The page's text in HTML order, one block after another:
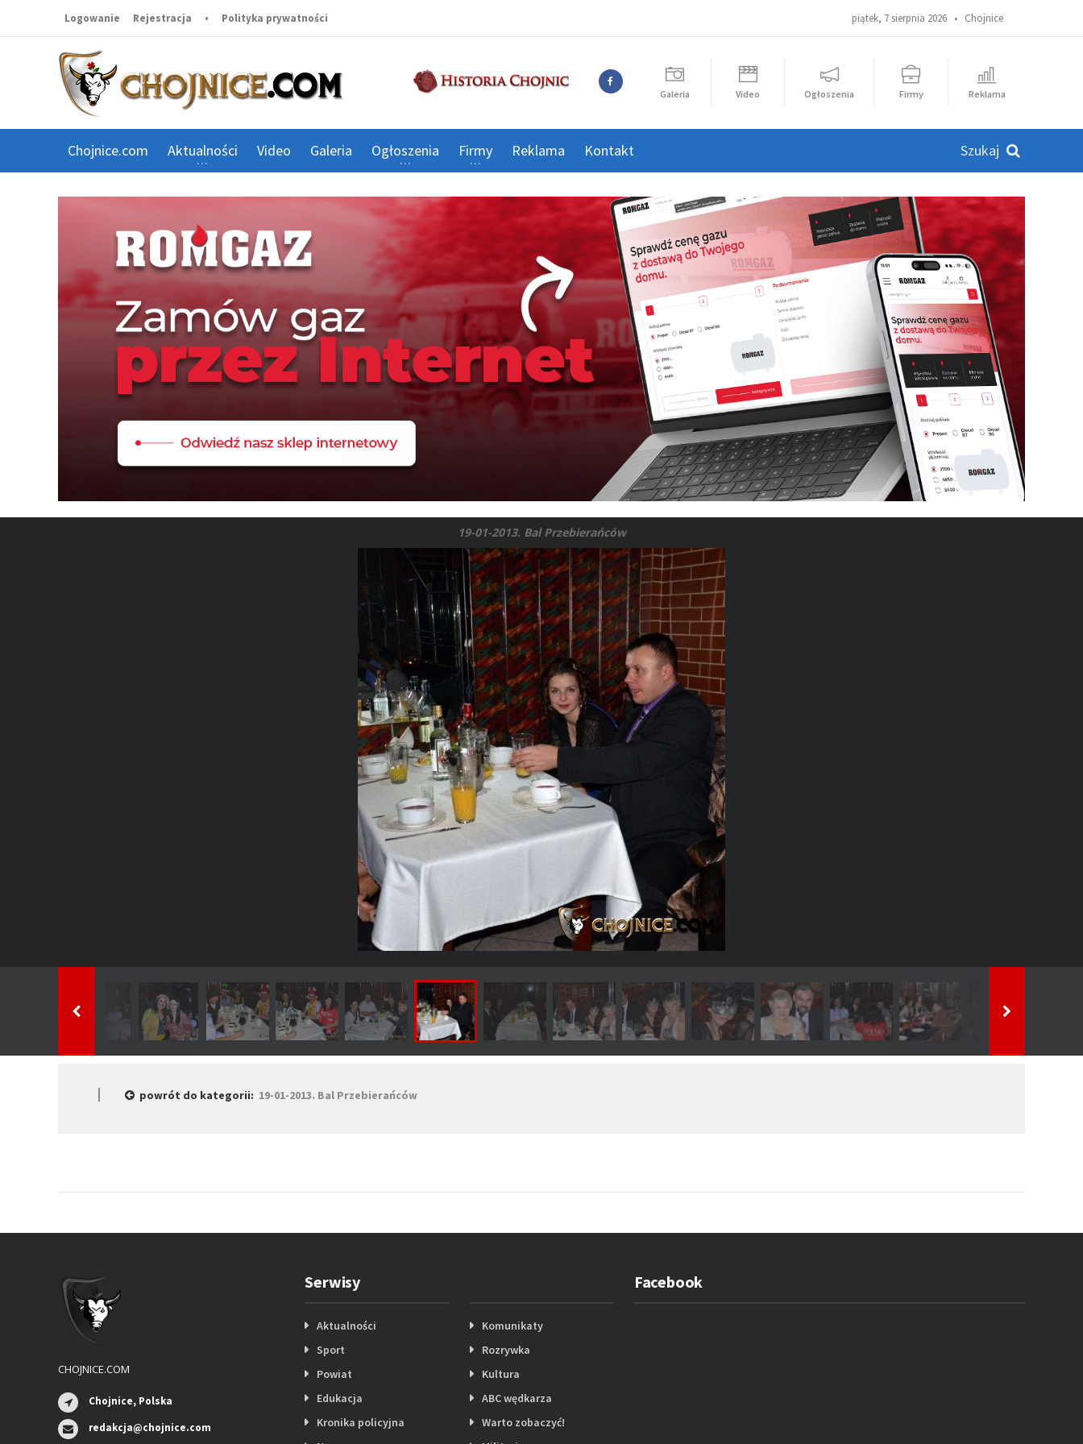
piątek, 7 sierpnia 2026 • Chojnice
Logowanie Rejestracja • Polityka prywatności
Galeria Video Ogłoszenia Firmy Reklama
Chojnice.com Aktualności Video Galeria Ogłoszenia Firmy Reklama Kontakt
19-01-2013. Bal Przebierańców
powrót do kategorii: 19-01-2013. Bal Przebierańców
CHOJNICE.COM
Chojnice, Polska
redakcja@chojnice.com
Serwisy
Aktualności
Sport
Powiat
Edukacja
Kronika policyjna
Komunikaty
Rozrywka
Kultura
ABC wędkarza
Warto zobaczyć!
Facebook